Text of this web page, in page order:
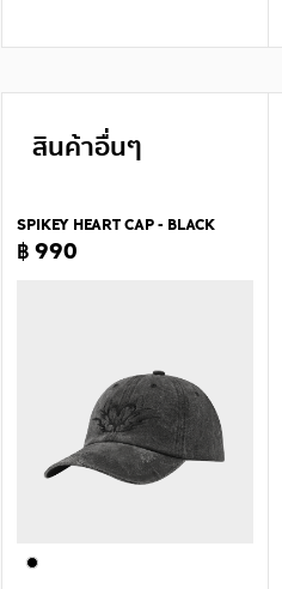
สินค้าอื่นๆ
SPIKEY HEART CAP - BLACK
฿ 990